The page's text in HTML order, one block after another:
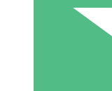
Zahlen Sie